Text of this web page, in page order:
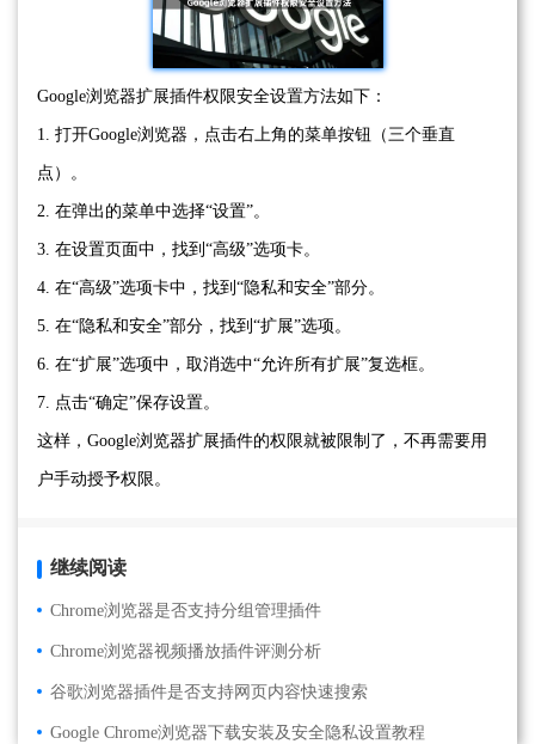
Google浏览器扩展插件权限安全设置方法如下：
1. 打开Google浏览器，点击右上角的菜单按钮（三个垂直
点）。
2. 在弹出的菜单中选择“设置”。
3. 在设置页面中，找到“高级”选项卡。
4. 在“高级”选项卡中，找到“隐私和安全”部分。
5. 在“隐私和安全”部分，找到“扩展”选项。
6. 在“扩展”选项中，取消选中“允许所有扩展”复选框。
7. 点击“确定”保存设置。
这样，Google浏览器扩展插件的权限就被限制了，不再需要用
户手动授予权限。
继续阅读
Chrome浏览器是否支持分组管理插件
Chrome浏览器视频播放插件评测分析
谷歌浏览器插件是否支持网页内容快速搜索
Google Chrome浏览器下载安装及安全隐私设置教程